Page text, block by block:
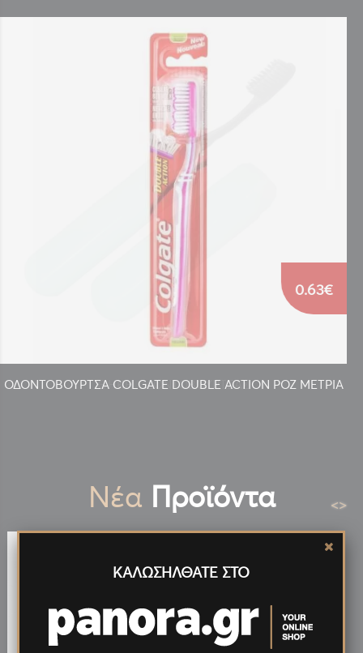
ΘΗΚΗ ΟΔΟΝΤΟΒΟΥΡΤΣΑΣ
0.60€
ΟΔΟΝΤΟΒΟΥΡΤΣΑ COLGATE DOUBLE ACTION ΡΟΖ ΜΕΤΡΙΑ
0.63€
Νέα Προϊόντα <>
ΚΑΛΩΣΗΛΘΑΤΕ ΣΤΟ